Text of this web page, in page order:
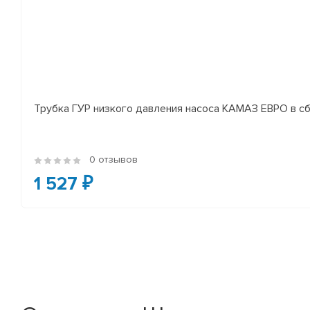
Трубка ГУР низкого давления насоса КАМАЗ ЕВРО в
0 отзывов
1 527 ₽